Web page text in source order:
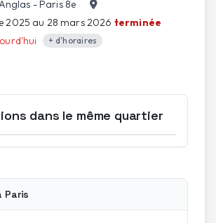
- Paris 8e
2025 au 28 mars 2026 terminée
+ d'horaires
dans le même quartier
Paris